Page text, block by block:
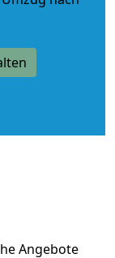
Angebote